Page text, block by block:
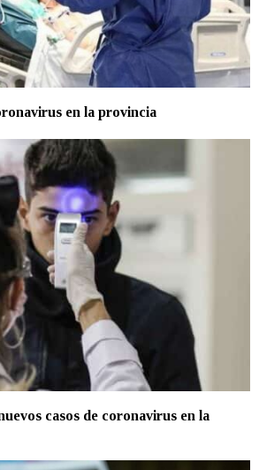
en la provincia
casos de coronavirus en la